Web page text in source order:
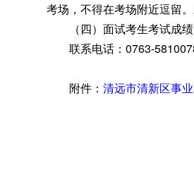
考场，不得在考场附近逗留。
（四）面试考生考试成绩
联系电话：0763-
附件： 清远市清新区事